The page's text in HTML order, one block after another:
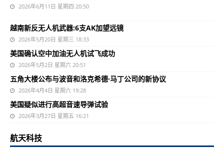
2026年6月11日 星期四 20:50
越南新反无人机武器:6支AK加望远镜
2026年5月20日 星期三 18:33
美国确认空中加油无人机试飞成功
2026年5月2日 星期六 20:51
五角大楼公布与波音和洛克希德·马丁公司的新协议
2026年4月4日 星期六 19:28
美国疑似进行高超音速导弹试验
2026年3月27日 星期五 16:21
航天科技